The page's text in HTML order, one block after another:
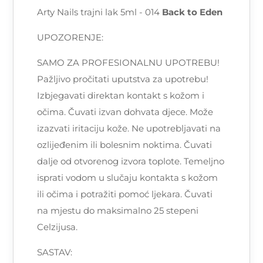
Arty Nails trajni lak 5ml - 014 Back to Eden
UPOZORENJE:
SAMO ZA PROFESIONALNU UPOTREBU!
Pažljivo pročitati uputstva za upotrebu!
Izbjegavati direktan kontakt s kožom i
očima. Čuvati izvan dohvata djece. Može
izazvati iritaciju kože. Ne upotrebljavati na
ozlijeđenim ili bolesnim noktima. Čuvati
dalje od otvorenog izvora toplote. Temeljno
isprati vodom u slučaju kontakta s kožom
ili očima i potražiti pomoć ljekara. Čuvati
na mjestu do maksimalno 25 stepeni
Celzijusa.
SASTAV: